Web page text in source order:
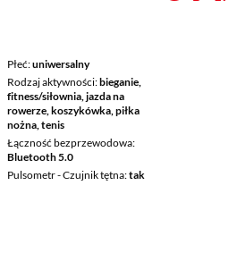
Płeć uniwersalny
Rodzaj aktywności bieganie,
fitness/siłownia, jazda na
rowerze, koszykówka, piłka
nożna, tenis
Łączność bezprzewodowa
Bluetooth 5.0
Pulsometr - Czujnik tętna tak